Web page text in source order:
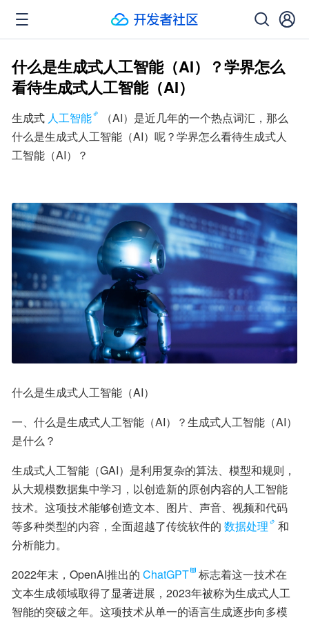
什么是生成式人工智能（AI）？学界怎么
看待生成式人工智能（AI）
生成式 人工智能
（AI）是近几年的一个热点词汇，那么
什么是生成式人工智能（AI）呢？学界怎么看待生成式人
工智能（AI）？
什么是生成式人工智能（AI）
一、什么是生成式人工智能（AI）？生成式人工智能（AI）
是什么？
生成式人工智能（GAI）是利用复杂的算法、模型和规则，
从大规模数据集中学习，以创造新的原创内容的人工智能
技术。这项技术能够创造文本、图片、声音、视频和代码
等多种类型的内容，全面超越了传统软件的 数据处理
和
分析能力。
2022年末，OpenAI推出的 ChatGPT
标志着这一技术在
文本生成领域取得了显著进展，2023年被称为生成式人工
智能的突破之年。这项技术从单一的语言生成逐步向多模